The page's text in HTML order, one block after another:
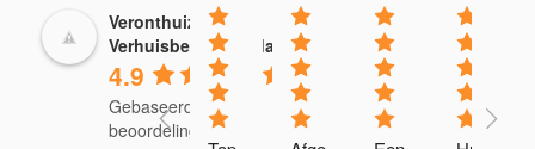
Veronthuizen.nl -
Verhuisbedrijf Breda
4.9
Gebaseerd op 94
beoordelingen